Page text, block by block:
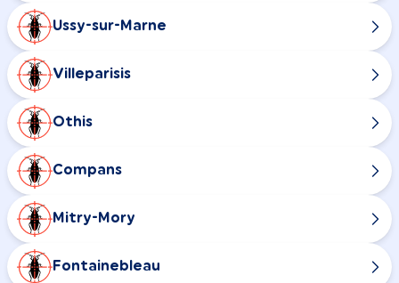
Ussy-sur-Marne
Villeparisis
Othis
Compans
Mitry-Mory
Fontainebleau